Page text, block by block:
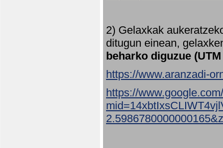
2) Gelaxkak
ditugun einean,
beharko diguzue
https://www.aranzadi-
https://